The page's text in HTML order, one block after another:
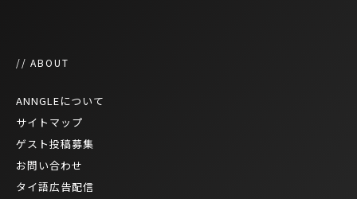
// ABOUT
ANNGLEについて
サイトマップ
ゲスト投稿募集
お問い合わせ
タイ語広告配信